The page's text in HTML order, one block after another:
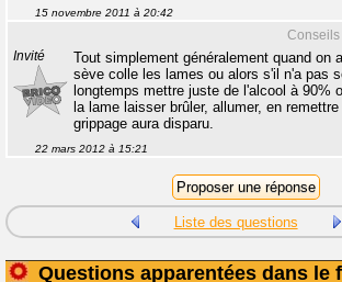
15 novembre 2011 à 20:42
Invité
Tout simplement généralement quand on
sève colle les lames ou alors s'il n'a pas
longtemps mettre juste de l'alcool à 90%
la lame laisser brûler, allumer, en
grippage aura disparu.
22 mars 2012 à 15:21
Liste des questions
Questions apparentées dans le